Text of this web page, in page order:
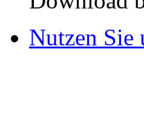
Nutzen Sie